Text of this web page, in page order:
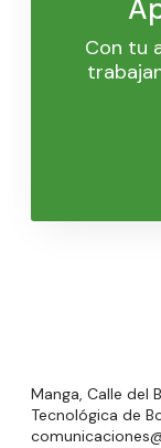
Con tu
Manga, Calle del
Tecnológica de